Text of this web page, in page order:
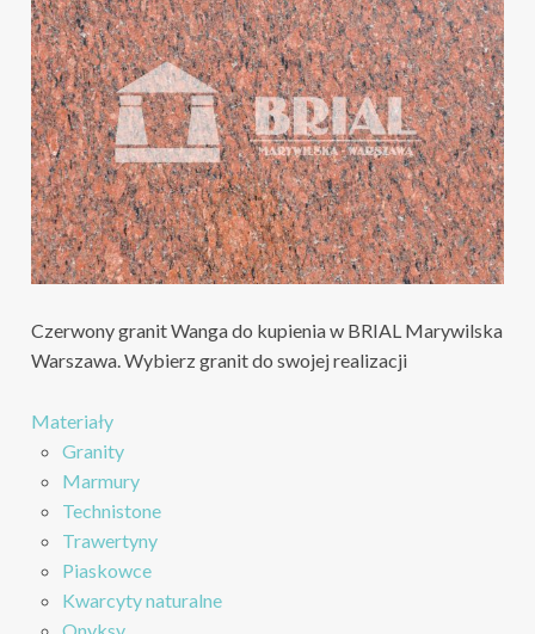
Czerwony granit Wanga do kupienia w BRIAL Marywilska
Warszawa. Wybierz granit do swojej realizacji
Materiały
Granity
Marmury
Technistone
Trawertyny
Piaskowce
Kwarcyty naturalne